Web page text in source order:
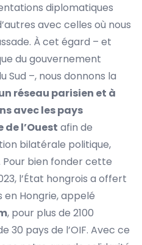
diplomatiques
avec celles où nous
À cet égard – et
du gouvernement
Sud –, nous donnons la
réseau parisien et à
avec les pays
l’Ouest afin de
bilatérale politique,
bien fonder cette
l’État hongrois a offert
en Hongrie, appelé
, pour plus de 2100
30 pays de l’OIF. Avec ce